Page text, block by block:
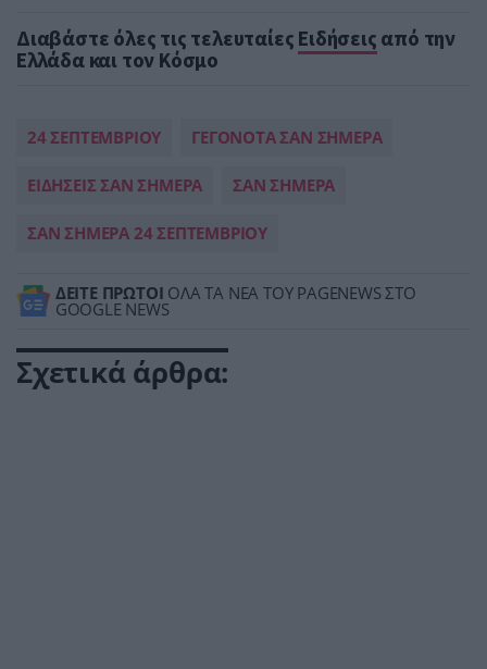
Διαβάστε όλες τις τελευταίες Ειδήσεις από την
Ελλάδα και τον Κόσμο
24 ΣΕΠΤΕΜΒΡΙΟΥ ΓΕΓΟΝΟΤΑ ΣΑΝ ΣΗΜΕΡΑ
ΕΙΔΗΣΕΙΣ ΣΑΝ ΣΗΜΕΡΑ ΣΑΝ ΣΗΜΕΡΑ
ΣΑΝ ΣΗΜΕΡΑ 24 ΣΕΠΤΕΜΒΡΙΟΥ
ΔΕΙΤΕ ΠΡΩΤΟΙ ΟΛΑ ΤΑ ΝΕΑ ΤΟΥ PAGENEWS ΣΤΟ
GOOGLE NEWS
Σχετικά άρθρα: